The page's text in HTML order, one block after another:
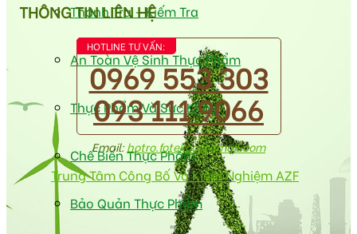
Thanh Tra – Kiếm Tra
An Toàn Vệ Sinh Thực Phẩm
Thực Phẩm Và Sức Khỏe
Chế Biến Thực Phẩm
Bảo Quản Thực Phẩm
THÔNG TIN LIÊN HỆ
HOTLINE TƯ VẤN:
0969 553 303
093 111 9066
Email:hotro.fotekco@gmail.com
Trung Tâm Công Bố Và Kiểm Nghiệm AZF